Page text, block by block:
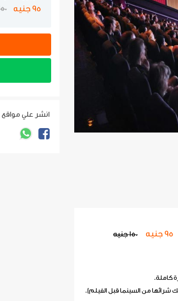
95 جنيه 150 جنيه
95 جنيه 150
انشر علي مواقع